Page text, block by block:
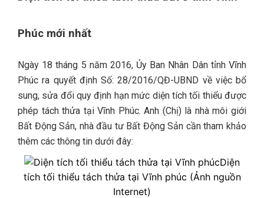
Phúc mới nhất
Ngày 18 tháng 5 năm 2016, Ủy Ban Nhân Dân tỉnh Vĩnh
Phúc ra quyết định Số: 28/2016/QĐ-UBND về việc bổ
sung, sửa đổi quy định hạn mức diện tích tối thiểu được
phép tách thửa tại Vĩnh Phúc. Anh (Chị) là nhà môi giới
Bất Động Sản, nhà đầu tư Bất Động Sản cần tham khảo
thêm các thông tin dưới đây:
Diện
tích tối thiểu tách thửa tại Vĩnh phúc (Ảnh nguồn
Internet)